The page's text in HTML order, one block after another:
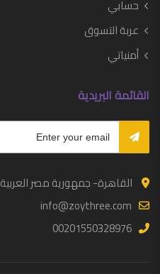
حسابي
عربة التسوق
أمنياتي
القائمة البريدية
القاهرة- جمهورية مصر العربية
info@zoythree.com
00201550328976